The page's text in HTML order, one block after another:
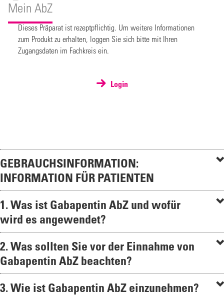
Mein AbZ
Dieses Präparat ist rezeptpflichtig. Um weitere Informationen
zum Produkt zu erhalten, loggen Sie sich bitte mit Ihren
Zugangsdaten im Fachkreis ein.
Login
GEBRAUCHSINFORMATION:
INFORMATION FÜR PATIENTEN
1. Was ist Gabapentin AbZ und wofür
wird es angewendet?
2. Was sollten Sie vor der Einnahme von
Gabapentin AbZ beachten?
3. Wie ist Gabapentin AbZ einzunehmen?